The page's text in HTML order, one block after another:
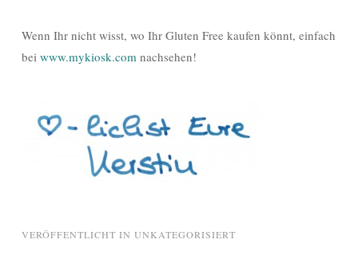
Wenn Ihr nicht wisst, wo Ihr Gluten Free kaufen könnt, einfach
bei www.mykiosk.com nachsehen!
VERÖFFENTLICHT IN UNKATEGORISIERT